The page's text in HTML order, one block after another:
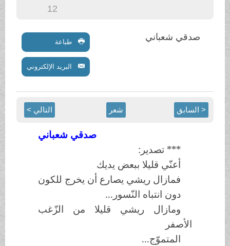
صدقي شعباني طباعة
البريد الإلكتروني
< السابق شعر التالي >
صدقي شعباني
*** تصدير:
أعنّي قليلا ببعض يديك
فمازال ريشي يصارع أن يخرج للكون
دون انتباه النّسور...
ومازال ريشي قليلا من الزّغب
الأصفر
المتموّج...